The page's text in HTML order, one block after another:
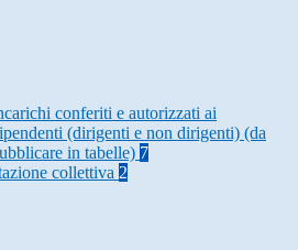
conferiti e autorizzati ai
(dirigenti e non dirigenti) (da
in tabelle) 7
collettiva 2